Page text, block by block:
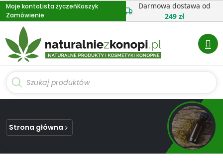
Przejdź
do
treści
Moje kontoLista życzeńKoszyk
Zamówienie
Darmowa dostawa od
249 zł
Wyszukiwarka
produktów
Strona główna